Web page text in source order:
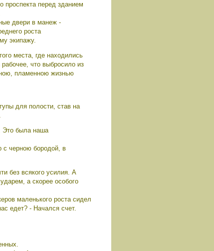
перед зданием
двери в манеж -
роста
экипажу.
места, где находились
что выбросило из
пламенною жизнью
для полости, став на
Это была наша
с черною бородой, в
без всякого усилия. А
а скорее особого
маленького роста сидел
едет? - Начался счет.